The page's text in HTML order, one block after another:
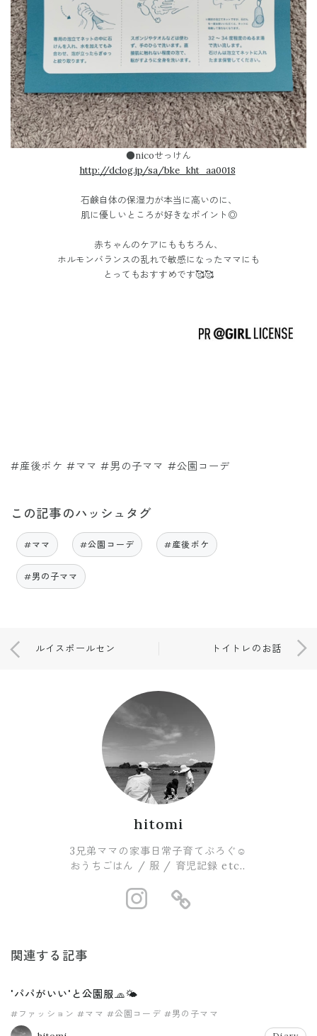
●nicoせっけん
http://dclog.jp/sa/bke_kht_aa0018
石鹸自体の保湿力が本当に高いのに、
肌に優しいところが好きなポイント◎
赤ちゃんのケアにももちろん、
ホルモンバランスの乱れで敏感になったママにも
とってもおすすめです🥰🥰
#産後ボケ #ママ #男の子ママ #公園コーデ
この記事のハッシュタグ
#ママ #公園コーデ #産後ボケ
#男の子ママ
ルイスポールセン トイトレのお話
hitomi
3兄弟ママの家事日常子育てぶろぐ☺︎
おうちごはん / 服 / 育児記録 etc..
https://
関連する記事
'パパがいい'と公園服🧢🌤
#ファッション #ママ #公園コーデ #男の子ママ